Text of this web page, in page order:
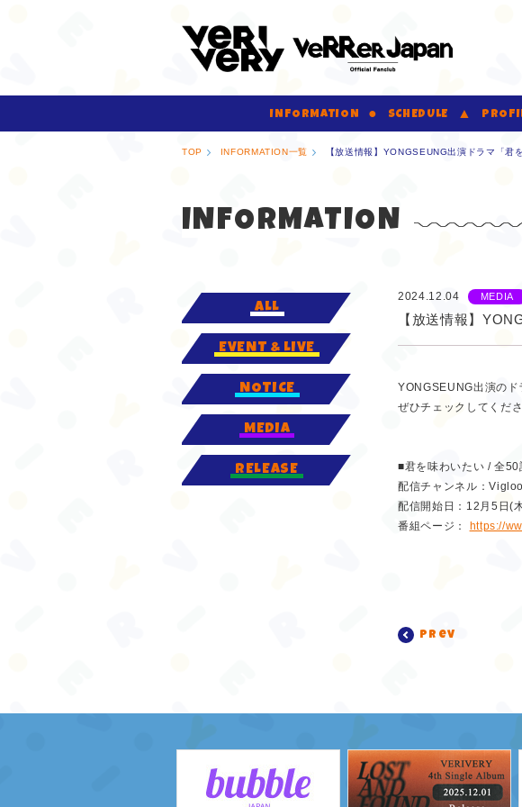
INFORMATION SCHEDULE
TOP INFORMATION一覧 【放送情報】YONGSEUNG出演ドラマ「君
INFORMATION
ALL
EVENT & LIVE
NOTICE
MEDIA
RELEASE
2024.12.04 MEDIA
【放送情報】
YONGSEUNG出演のド
ぜひチェックしてくださ
■君を味わいたい / 全50
配信チャンネル：
配信開始日：12月5日(
番組ページ：
https://
prev